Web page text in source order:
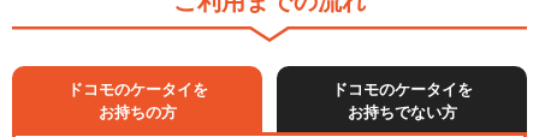
ドコモのケータイを
お持ちの方
ドコモのケータイを
お持ちでない方